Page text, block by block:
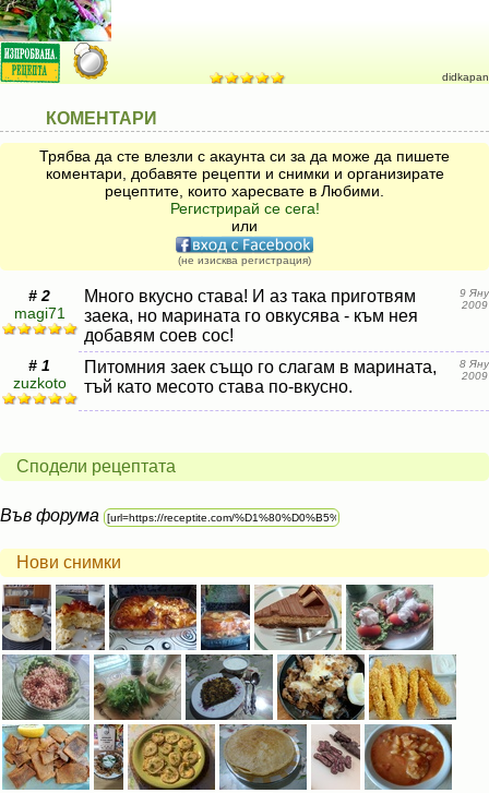
didkapan
КОМЕНТАРИ
Трябва да сте влезли с акаунта си за да може да пишете
коментари, добавяте рецепти и снимки и организирате
рецептите, които харесвате в Любими.
Регистрирай се сега!
или
(не изисква регистрация)
# 2
magi71
Много вкусно става! И аз така приготвям
заека, но марината го овкусява - към нея
добавям соев сос!
9 Яну
2009
# 1
zuzkoto
Питомния заек също го слагам в марината,
тъй като месото става по-вкусно.
8 Яну
2009
Сподели рецептата
Във форума
Нови снимки